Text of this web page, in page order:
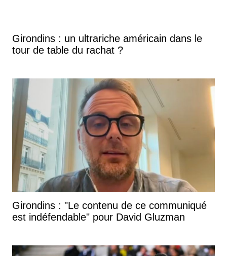
Girondins : un ultrariche américain dans le
tour de table du rachat ?
Girondins : "Le contenu de ce communiqué
est indéfendable" pour David Gluzman